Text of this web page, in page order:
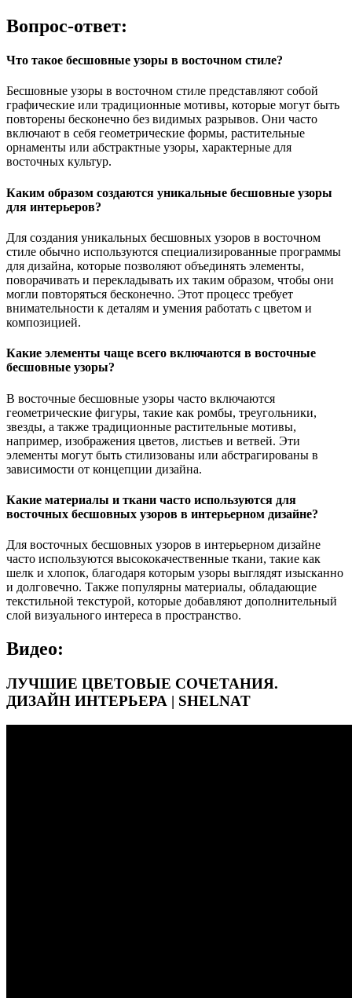
Вопрос-ответ:
Что такое бесшовные узоры в восточном стиле?
Бесшовные узоры в восточном стиле представляют собой
графические или традиционные мотивы, которые могут быть
повторены бесконечно без видимых разрывов. Они часто
включают в себя геометрические формы, растительные
орнаменты или абстрактные узоры, характерные для
восточных культур.
Каким образом создаются уникальные бесшовные узоры
для интерьеров?
Для создания уникальных бесшовных узоров в восточном
стиле обычно используются специализированные программы
для дизайна, которые позволяют объединять элементы,
поворачивать и перекладывать их таким образом, чтобы они
могли повторяться бесконечно. Этот процесс требует
внимательности к деталям и умения работать с цветом и
композицией.
Какие элементы чаще всего включаются в восточные
бесшовные узоры?
В восточные бесшовные узоры часто включаются
геометрические фигуры, такие как ромбы, треугольники,
звезды, а также традиционные растительные мотивы,
например, изображения цветов, листьев и ветвей. Эти
элементы могут быть стилизованы или абстрагированы в
зависимости от концепции дизайна.
Какие материалы и ткани часто используются для
восточных бесшовных узоров в интерьерном дизайне?
Для восточных бесшовных узоров в интерьерном дизайне
часто используются высококачественные ткани, такие как
шелк и хлопок, благодаря которым узоры выглядят изысканно
и долговечно. Также популярны материалы, обладающие
текстильной текстурой, которые добавляют дополнительный
слой визуального интереса в пространство.
Видео:
ЛУЧШИЕ ЦВЕТОВЫЕ СОЧЕТАНИЯ.
ДИЗАЙН ИНТЕРЬЕРА | SHELNAT